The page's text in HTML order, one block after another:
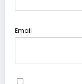
Email